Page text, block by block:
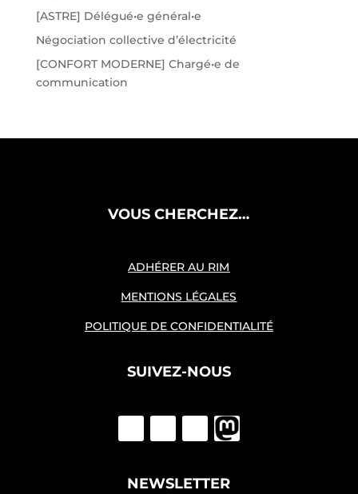
[ASTRE] Délégué•e général•e
Négociation collective d’électricité
[CONFORT MODERNE] Chargé•e de
communication
VOUS CHERCHEZ…
ADHÉRER AU RIM
MENTIONS LÉGALES
POLITIQUE DE CONFIDENTIALITÉ
SUIVEZ-NOUS
NEWSLETTER